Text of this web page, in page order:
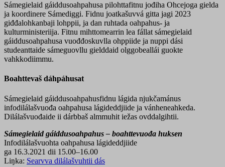
Sámegielaid gáiddusoahpahusa pilohttafitnu jođiha Ohcejoga gielda
ja koordinere Sámediggi. Fidnu joatkašuvvá gitta jagi 2023
giđđalohkanbaji lohppii, ja dan ruhtada oahpahus- ja
kulturministeriija. Fitnu mihttomearrin lea fállat sámegielaid
gáiddusoahpahusa vuođđoskuvlla ohppiide ja nuppi dási
studeanttaide sámeguovllu gielddaid olggobeallái guokte
vahkkodiimmu.
Boahttevaš dáhpáhusat
Sámegielaid gáiddusoahpahusfidnu lágida njukčamánus
infodilálašvuođa oahpahusa lágideddjiide ja vánheneahkeda.
Dilálašvuođaide ii dárbbaš almmuhit iežas ovddalgihtii.
Sámegielaid gáiddusoahpahus – boahttevuođa huksen
Infodilálašvuohta oahpahusa lágideddjiide
ga 16.3.2021 dii 15.00–16.00
Liŋka: Searvva dilálašvuhtii dás